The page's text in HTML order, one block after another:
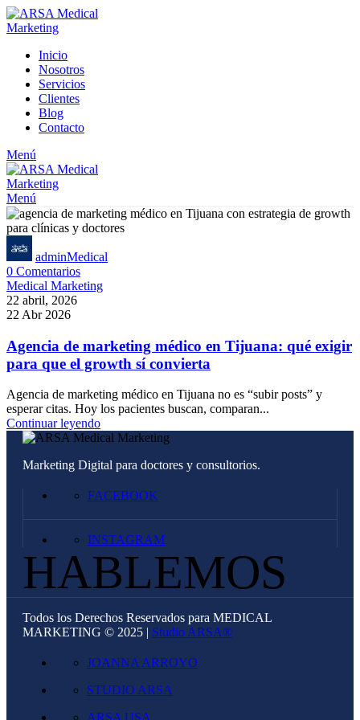
Inicio
Nosotros
Servicios
Clientes
Blog
Contacto
Menú
Menú
adminMedical
0 Comentarios
Medical Marketing
22 abril, 2026
22 Abr 2026
Agencia de marketing médico en Tijuana: qué exigir
para que el growth sí convierta
Agencia de marketing médico en Tijuana no es “subir posts” y
esperar citas. Hoy los pacientes buscan, comparan...
Continuar leyendo
Marketing Digital para doctores y consultorios.
FACEBOOK
INSTAGRAM
HABLEMOS
Todos los Derechos Reservados para MEDICAL
MARKETING © 2025 | Studio ARSA®
JOANNA ARROYO
STUDIO ARSA